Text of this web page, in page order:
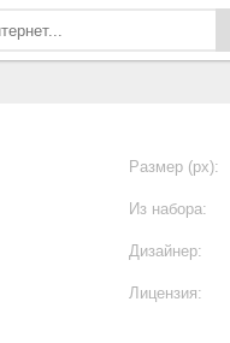
Размер (px):
Из набора:
Дизайнер:
Лицензия: